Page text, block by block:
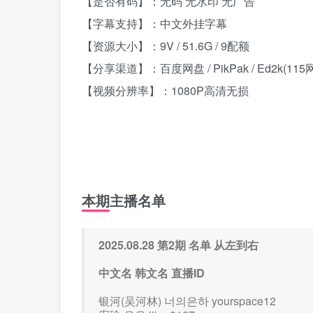
【字幕支持】：中文外挂字幕
【资源大小】：9V / 51.6G / 9配额
【分享渠道】：百度网盘 / PikPak / Ed2k(115
【视频分辨率】：1080P高清无损
本期主播名单
2025.08.28 第2期 名单 从左到右
中文名 韩文名 直播ID
银河(吴河林) 너의은하 yourspace12